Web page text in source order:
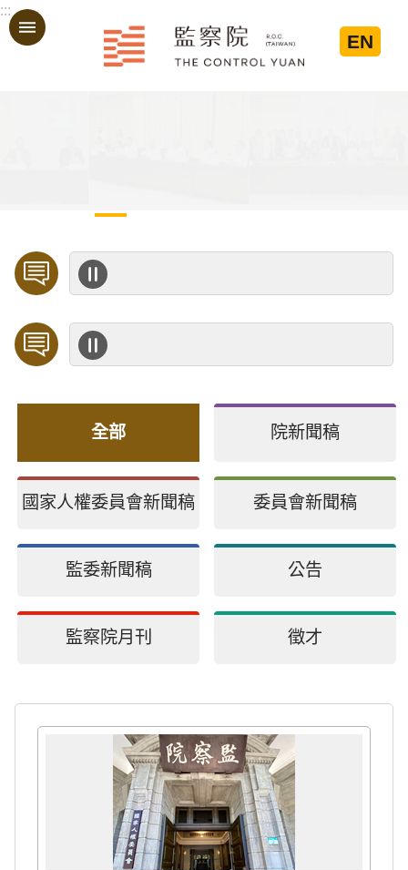
跳到主要內容區塊
:::
EN
全部 院新聞稿
國家人權委員會新聞稿 委員會新聞稿
監委新聞稿 公告
監察院月刊 徵才